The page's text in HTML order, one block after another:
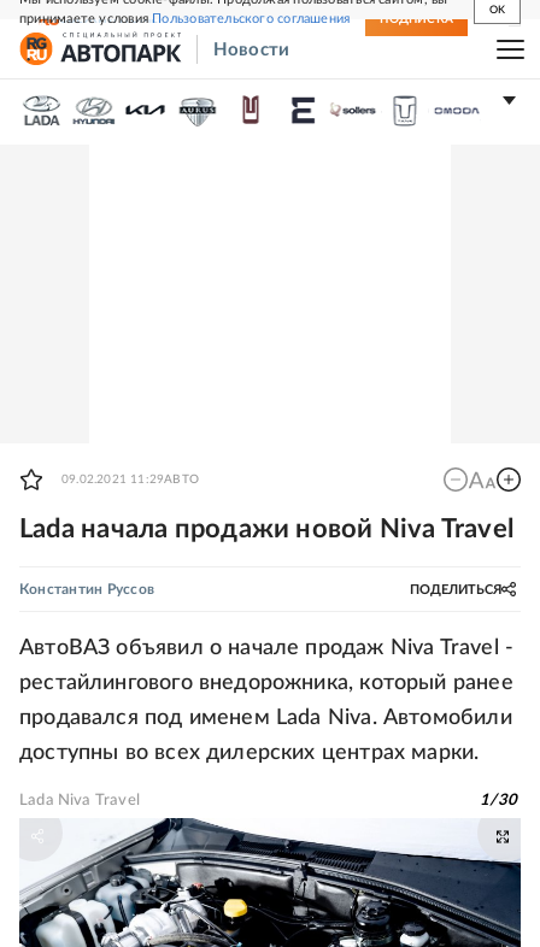
принимаете условияПользовательского соглашения
OK
СВЕЖИЙ НОМЕР ПОДПИСКА
Новости
09.02.2021 11:29АВТО
Lada начала продажи новой Niva Travel
Константин Руссов ПОДЕЛИТЬСЯ
АвтоВАЗ объявил о начале продаж Niva Travel -
рестайлингового внедорожника, который ранее
продавался под именем Lada Niva. Автомобили
доступны во всех дилерских центрах марки.
Lada Niva Travel 1/30